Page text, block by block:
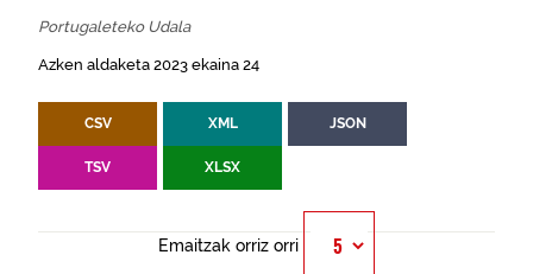
Portugaleteko Udala
Azken aldaketa 2023 ekaina 24
CSV XML JSON
TSV XLSX
Emaitzak orriz orri